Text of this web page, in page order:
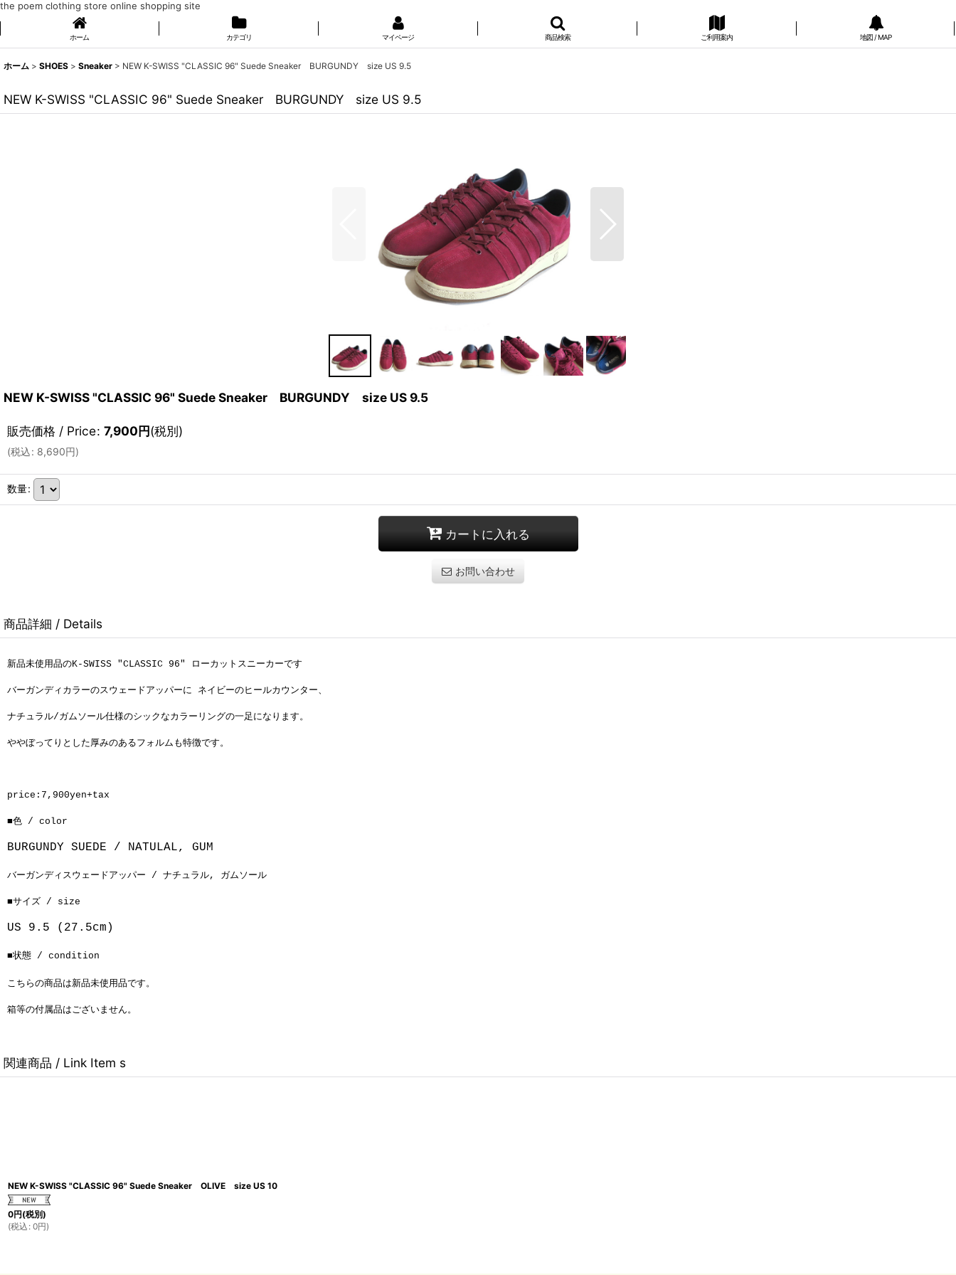
the poem clothing store online shopping site
ホーム カテゴリ マイページ 商品検索 ご利用案内 地図 / MAP
ホーム > SHOES > Sneaker > NEW K-SWISS "CLASSIC 96" Suede Sneaker BURGUNDY size US 9.5
NEW K-SWISS "CLASSIC 96" Suede Sneaker BURGUNDY size US 9.5
NEW K-SWISS "CLASSIC 96" Suede Sneaker BURGUNDY size US 9.5
販売価格 / Price: 7,900円(税別)
(税込: 8,690円)
数量:
カートに入れる
お問い合わせ
商品詳細 / Details
新品未使用品のK-SWISS "CLASSIC 96" ローカットスニーカーです
バーガンディカラーのスウェードアッパーに ネイビーのヒールカウンター、
ナチュラル/ガムソール仕様のシックなカラーリングの一足になります。
ややぼってりとした厚みのあるフォルムも特徴です。
price:7,900yen+tax
■色 / color
BURGUNDY SUEDE / NATULAL, GUM
バーガンディスウェードアッパー / ナチュラル, ガムソール
■サイズ / size
US 9.5 (27.5cm)
■状態 / condition
こちらの商品は新品未使用品です。
箱等の付属品はございません。
関連商品 / Link Item s
NEW K-SWISS "CLASSIC 96" Suede Sneaker OLIVE size US 10
0円(税別)
(税込 : 0円)